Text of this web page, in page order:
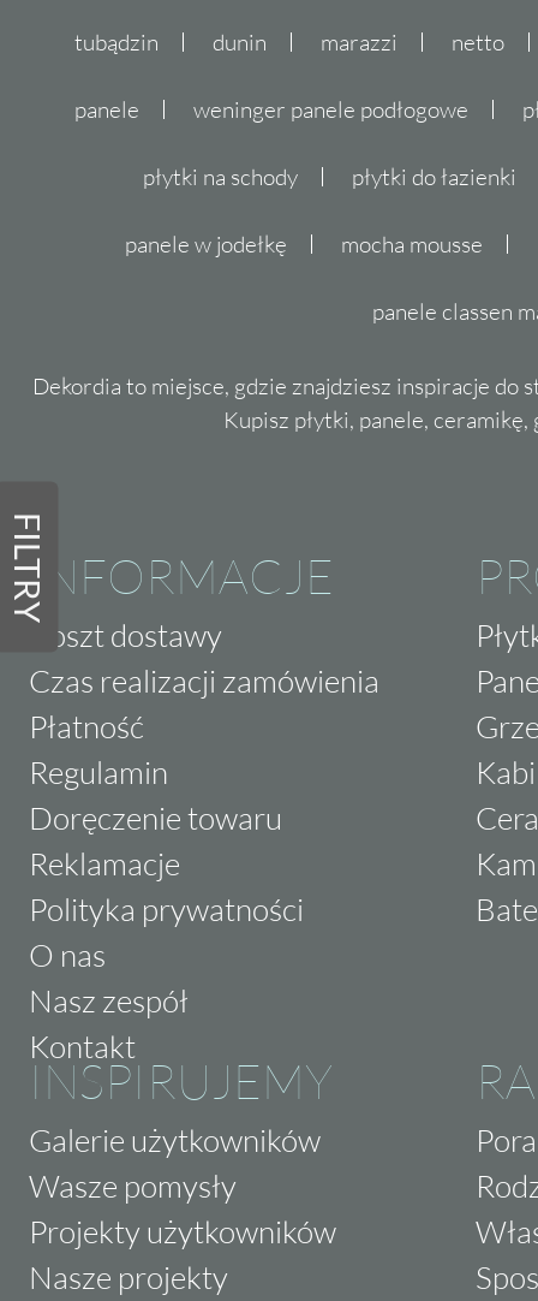
FILTRY
tubądzin dunin marazzi netto
panele weninger panele podłogowe
płytki na schody płytki do łazienki
panele w jodełkę mocha mousse
panele classen
Dekordia to miejsce, gdzie znajdziesz inspiracje do
Kupisz płytki, panele,
INFORMACJE
Koszt dostawy
Czas realizacji zamówienia
Płatność
Regulamin
Doręczenie towaru
Reklamacje
Polityka prywatności
O nas
Nasz zespół
Kontakt
INSPIRUJEMY
Galerie użytkowników
Wasze pomysły
Projekty użytkowników
Nasze projekty